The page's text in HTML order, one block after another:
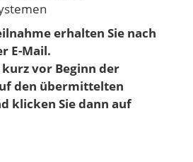
erhalten Sie nach
E-Mail.
vor Beginn der
den übermittelten
klicken Sie dann auf